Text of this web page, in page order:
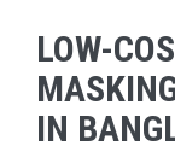
LOW-
IN